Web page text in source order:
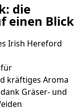
die
einen Blick
Irish Hereford
kräftiges Aroma
Gräser- und